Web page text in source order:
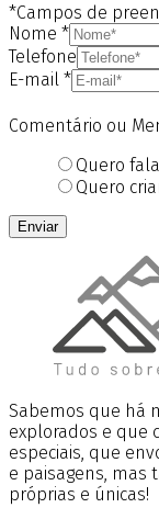
*Campos de
Nome *
Telefone
E-mail *
Comentário ou
Quero
Quero
Enviar
Sabemos que há
explorados e que
especiais, que
e paisagens, mas
próprias e únicas!